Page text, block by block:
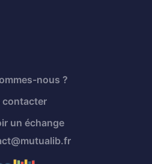
nous ?
contacter
un échange